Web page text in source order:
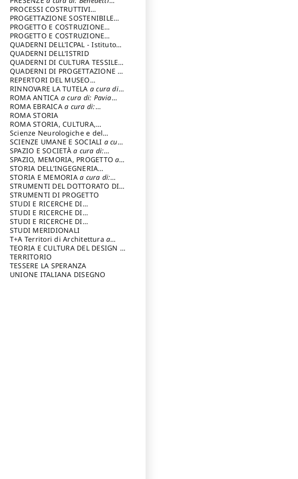
Sandro
PROCESSI COSTRUTTIVI
DELL'ARCHITETTURAa cura di:
Ippoliti Alessandro
PROGETTAZIONE SOSTENIBILE
PARTECIPATA
PROGETTO E COSTRUZIONE
DELL’ARCHITETTURA
PROGETTO E COSTRUZIONE
SOSTENIBILE
QUADERNI DELL'ICPAL - Istituto
centrale per il restauro e la
conservazione del patrimonio
archivistico e librario
QUADERNI DELL'ISTRID
QUADERNI DI CULTURA TESSILEa
cura di: Crispolti Livia
QUADERNI DI PROGETTAZIONE a
cura di: Giura Longo Tommaso
REPERTORI DEL MUSEO
CENTRALE DEL RISORGIMENTOa
cura di: Pizzo Marco
RINNOVARE LA TUTELA a cura di:
Cicalò Enrico
ROMA ANTICA a cura di: Pavia
Carlo
ROMA EBRAICAa cura di:
Procaccia Claudio
ROMA STORIA
ROMA STORIA, CULTURA,
IMMAGINEa cura di: Fagiolo
Marcello
Scienze Neurologiche e del
Comportamento
SCIENZE UMANE E SOCIALI a cura
di: Iannizzi Salvatore
SPAZIO E SOCIETÀa cura di:
Cassetti Roberto
SPAZIO, MEMORIA, PROGETTOa
cura di: Rossi Massimo
STORIA DELL'INGEGNERIA
STRUTTURALE IN ITALIAa cura di:
Poretti Sergio
STORIA E MEMORIAa cura di:
Rossi Lauro
STRUMENTI DEL DOTTORATO DI
RICERCA IN RILIEVO E
RAPPRESENTAZIONE
DELL’ARCHITETTURA E
DELL’AMBIENTEa cura di: Migliari
Riccardo
STRUMENTI DI PROGETTO
STUDI E RICERCHE DI
ARCHEOLOGIA IN SICILIA
di: Pelagatti Paola
STUDI E RICERCHE DI
ARCHITETTURA del Dipartimento
di Architettura Università degli
Studi G. d' Annunzio
STUDI E RICERCHE DI
ARCHITETTURA del Dipartimento
di Architettura Università degli
Studi G. d' Annunzio, Chieti-
Pescaraa cura di: Fusero Paolo
STUDI MERIDIONALI
T+A Territori di Architetturaa
cura di: Ramazzotti Luigi
TEORIA E CULTURA DEL DESIGN a
cura di: Furlanis Giuseppe
TERRITORIO
TESSERE LA SPERANZA
UNIONE ITALIANA DISEGNO